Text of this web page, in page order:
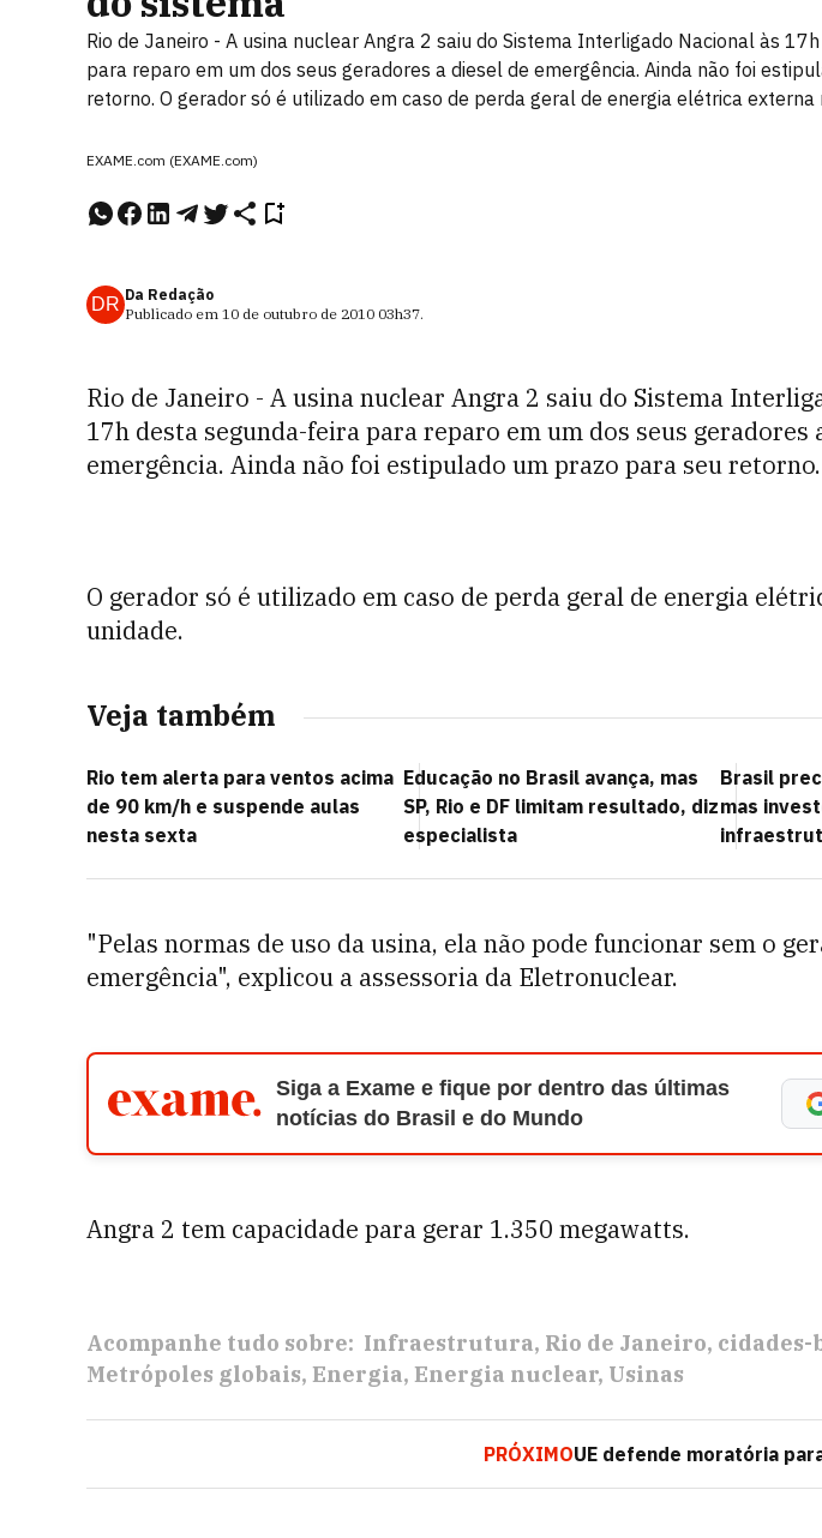
Rio de Janeiro - A usina nuclear Angra 2 saiu do Sistema Interligado Nacional às
para reparo em um dos seus geradores a diesel de emergência. Ainda não foi
retorno. O gerador só é utilizado em caso de perda geral de energia elétrica
EXAME.com (EXAME.com)
DR Da Redação
Publicado em 10 de outubro de 2010 03h37.
Rio de Janeiro - A usina nuclear Angra 2 saiu do Sistema
17h desta segunda-feira para reparo em um dos seus geradores
emergência. Ainda não foi estipulado um prazo para seu retorno.
O gerador só é utilizado em caso de perda geral de energia
unidade.
Veja também
Rio tem alerta para ventos acima
de 90 km/h e suspende aulas
nesta sexta
Educação no Brasil avança, mas
SP, Rio e DF limitam resultado, diz
especialista
Brasil
mas
"Pelas normas de uso da usina, ela não pode funcionar sem o
emergência", explicou a assessoria da Eletronuclear.
Siga a Exame e fique por dentro das últimas
notícias do Brasil e do Mundo
Angra 2 tem capacidade para gerar 1.350 megawatts.
Acompanhe tudo sobre: Infraestrutura Rio de Janeiro
Metrópoles globais Energia Energia nuclear Usinas
PRÓXIMOUE defende moratória